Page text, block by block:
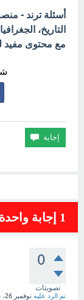
أسئلة ترند -
التاريخ،
مع محتوى مفيد
1 إجابة واحدة
0
تصويتات
تم الرد عليه نوفمبر 26، 2025